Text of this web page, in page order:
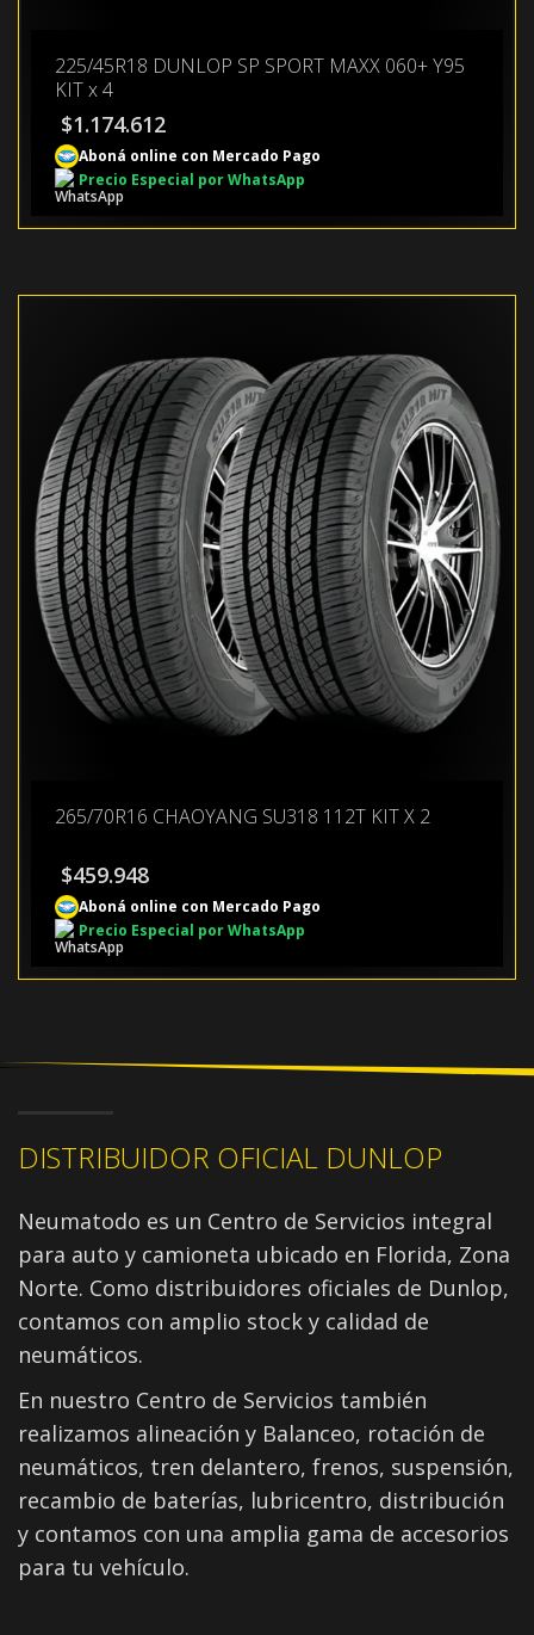
225/45R18 DUNLOP SP SPORT MAXX 060+ Y95
KIT x 4
$1.174.612
Aboná online con Mercado Pago
Precio Especial por WhatsApp
265/70R16 CHAOYANG SU318 112T KIT X 2
$459.948
Aboná online con Mercado Pago
Precio Especial por WhatsApp
DISTRIBUIDOR OFICIAL DUNLOP
Neumatodo es un Centro de Servicios integral
para auto y camioneta ubicado en Florida, Zona
Norte. Como distribuidores oficiales de Dunlop,
contamos con amplio stock y calidad de
neumáticos.
En nuestro Centro de Servicios también
realizamos alineación y Balanceo, rotación de
neumáticos, tren delantero, frenos, suspensión,
recambio de baterías, lubricentro, distribución
y contamos con una amplia gama de accesorios
para tu vehículo.